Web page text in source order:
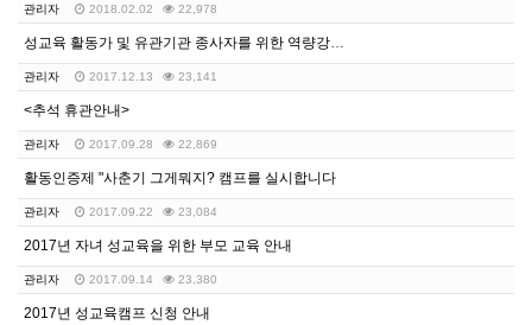
관리자 2018.02.02 22,978
관리자 2017.12.13 23,141
<추석 휴관안내>
관리자 2017.09.28 22,869
활동인증제 "사춘기 그게뭐지? 캠프를 실시합니다
관리자 2017.09.22 23,084
2017년 자녀 성교육을 위한 부모 교육 안내
관리자 2017.09.14 23,380
2017년 성교육캠프 신청 안내